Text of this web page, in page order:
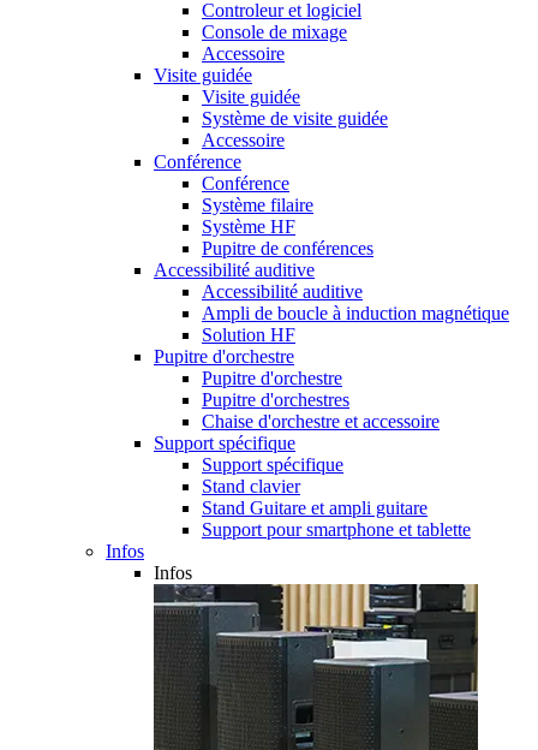
Controleur et logiciel
Console de mixage
Accessoire
Visite guidée
Visite guidée
Système de visite guidée
Accessoire
Conférence
Conférence
Système filaire
Système HF
Pupitre de conférences
Accessibilité auditive
Accessibilité auditive
Ampli de boucle à induction magnétique
Solution HF
Pupitre d'orchestre
Pupitre d'orchestre
Pupitre d'orchestres
Chaise d'orchestre et accessoire
Support spécifique
Support spécifique
Stand clavier
Stand Guitare et ampli guitare
Support pour smartphone et tablette
Infos
Infos